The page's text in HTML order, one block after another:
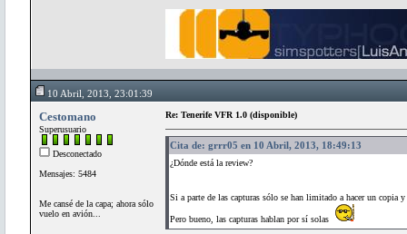
10 Abril, 2013, 23:01:39
Cestomano
Superusuario
Desconectado
Mensajes: 5484
Me cansé de la capa; ahora sólo
vuelo en avión...
Re: Tenerife VFR 1.0 (disponible)
Cita de: grrr05 en 10 Abril, 2013, 18:49:13
¿Dónde está la review?
Si a parte de las capturas sólo se han limitado a hacer un copia
Pero bueno, las capturas hablan por sí solas